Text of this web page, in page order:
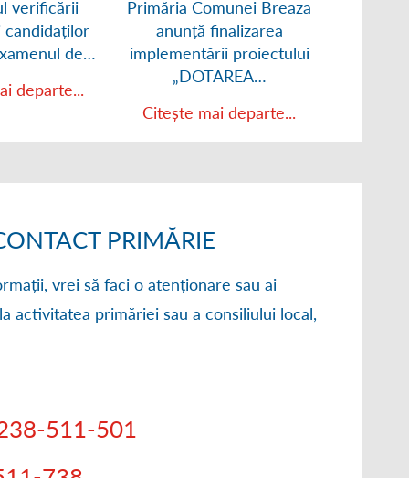
verificării
candidaților
de…
departe...
Primăria Comunei Breaza
anunță finalizarea
implementării proiectului
„DOTAREA…
Citește mai departe...
PRIMĂRIE
vrei să faci o atenționare sau ai
activitatea primăriei sau a consiliului local,
511-501